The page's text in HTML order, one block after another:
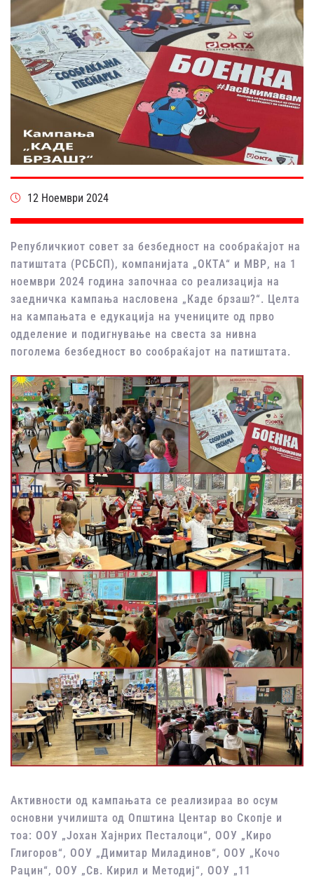
12 Ноември 2024
Републичкиот совет за безбедност на сообраќајот на
патиштата (РСБСП), компанијата „ОКТА“ и МВР, на 1
ноември 2024 година започнаа со реализација на
заедничка кампања насловена „Каде брзаш?“. Целта
на кампањата е едукација на учениците од прво
одделение и подигнување на свеста за нивна
поголема безбедност во сообраќајот на патиштата.
Активности од кампањата се реализираа во осум
основни училишта од Општина Центар во Скопје и
тоа: ООУ „Јохан Хајнрих Песталоци“, ООУ „Киро
Глигоров“, ООУ „Димитар Миладинов“, ООУ „Кочо
Рацин“, ООУ „Св. Кирил и Методиј“, ООУ „11